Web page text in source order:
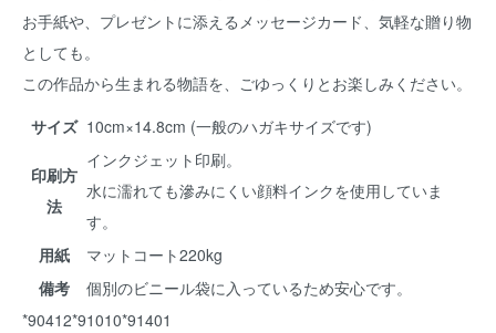
お手紙や、プレゼントに添えるメッセージカード、気軽な贈り物
としても。
この作品から生まれる物語を、ごゆっくりとお楽しみください。
サイズ 10cm×14.8cm (一般のハガキサイズです)
印刷方
法
インクジェット印刷。
水に濡れても滲みにくい顔料インクを使用していま
す。
用紙
マットコート220kg
備考
個別のビニール袋に入っているため安心です。
*90412*91010*91401